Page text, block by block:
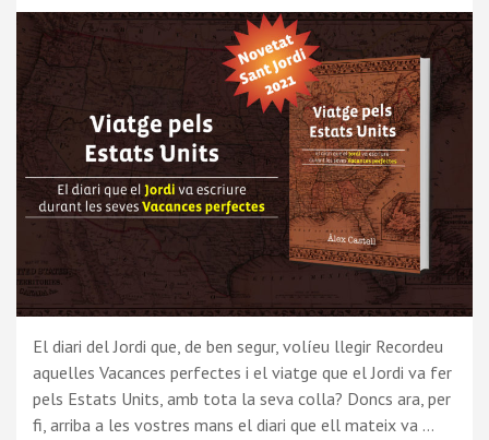
El diari del Jordi que, de ben segur, volíeu llegir Recordeu
aquelles Vacances perfectes i el viatge que el Jordi va fer
pels Estats Units, amb tota la seva colla? Doncs ara, per
fi, arriba a les vostres mans el diari que ell mateix va …